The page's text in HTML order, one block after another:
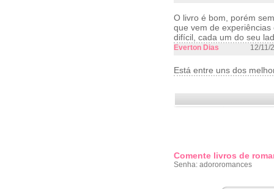
O livro é bom, porém
que vem de
difícil, cada um do seu
Everton Dias 12/11/
Está entre uns dos
Comente livros de
Senha: adororomances